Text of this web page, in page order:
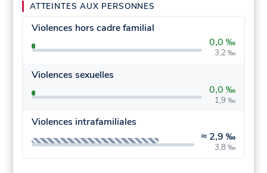
ATTEINTES AUX PERSONNES
Violences hors cadre familial
0,0 ‰
3,2 ‰
Violences sexuelles
0,0 ‰
1,9 ‰
Violences intrafamiliales
≈ 2,9 ‰
3,8 ‰